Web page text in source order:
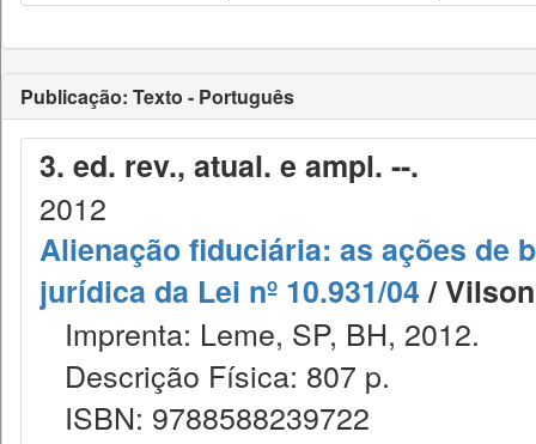
Publicação: Texto - Português
3. ed. rev., atual. e ampl. --.
2012
Alienação fiduciária: as ações de
jurídica da Lei nº 10.931/04/
Imprenta: Leme, SP, BH, 2012.
Descrição Física: 807 p.
ISBN: 9788588239722